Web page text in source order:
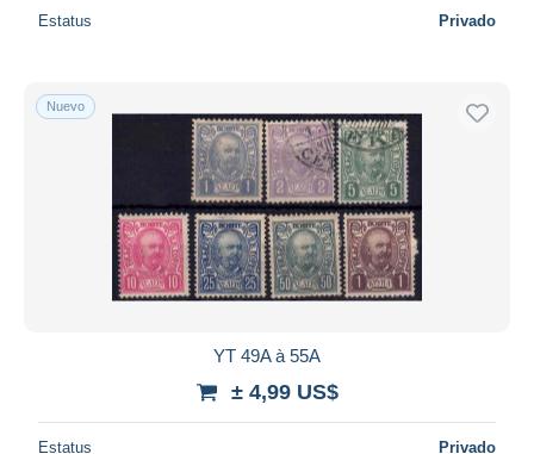
Estatus Privado
Nuevo
YT 49A à 55A
± 4,99 US$
Estatus Privado